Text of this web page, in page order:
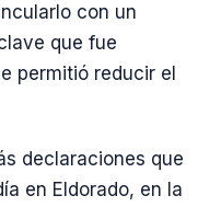
con un
que fue
permitió reducir el
declaraciones que
en Eldorado, en la